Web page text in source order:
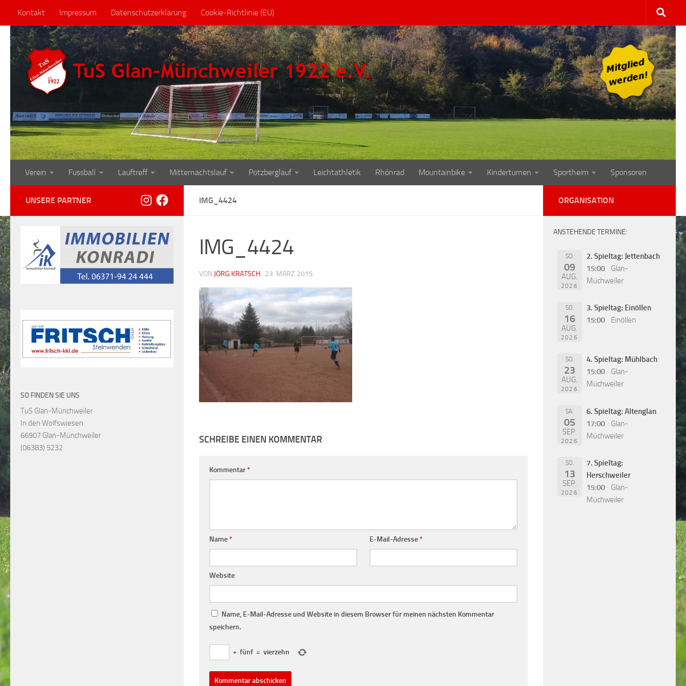
Zum Inhalt springen
Kontakt Impressum Datenschutzerklärung Cookie-Richtlinie (EU)
Verein Fussball Lauftreff Mitternachtslauf Potzberglauf Leichtathletik Rhönrad Mountainbike Kinderturnen Sportheim Sponsoren
IMG_4424
IMG_4424
VON JÖRG KRATSCH · 23. MÄRZ 2015
SCHREIBE EINEN KOMMENTAR
Kommentar*
Name* E-Mail-Adresse*
Website
Name, E-Mail-Adresse und Website in diesem Browser für meinen nächsten Kommentar
speichern.
+ fünf = vierzehn
UNSERE PARTNER
SO FINDEN SIE UNS
TuS Glan-Münchweiler
In den Wolfswiesen
66907 Glan-Münchweiler
(06383) 5232
ORGANISATION
ANSTEHENDE TERMINE:
SO.
09
AUG.
2026
2. Spieltag: Jettenbach
15:00
Glan-
Müchweiler
SO.
16
AUG.
2026
3. Spieltag: Einöllen
15:00
Einöllen
SO.
23
AUG.
2026
4. Spieltag: Mühlbach
15:00
Glan-
Müchweiler
SA.
05
SEP.
2026
6. Spieltag: Altenglan
17:00
Glan-
Müchweiler
SO.
13
SEP.
2026
7. Spieltag:
Herschweiler
15:00
Glan-
Müchweiler